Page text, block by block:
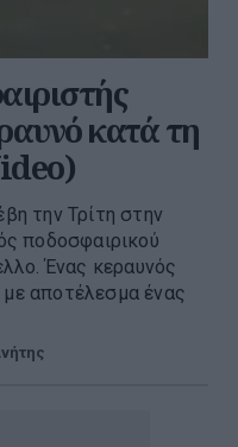
κατά τη
την Τρίτη στην
ποδοσφαιρικού
Ένας κεραυνός
αποτέλεσμα ένας